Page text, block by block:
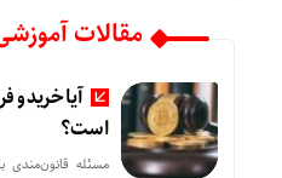
مقالات
آیا خرید
است؟
مسئله قانون‌مندی